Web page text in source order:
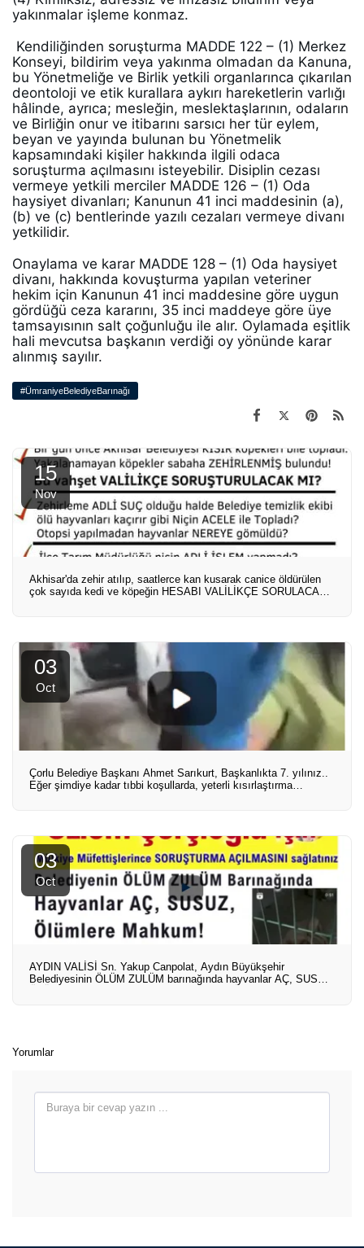
yakınmalar işleme konmaz.
Kendiliğinden soruşturma MADDE 122 – (1) Merkez
Konseyi, bildirim veya yakınma olmadan da Kanuna,
bu Yönetmeliğe ve Birlik yetkili organlarınca çıkarılan
deontoloji ve etik kurallara aykırı hareketlerin varlığı
hâlinde, ayrıca; mesleğin, meslektaşlarının, odaların
ve Birliğin onur ve itibarını sarsıcı her tür eylem,
beyan ve yayında bulunan bu Yönetmelik
kapsamındaki kişiler hakkında ilgili odaca
soruşturma açılmasını isteyebilir. Disiplin cezası
vermeye yetkili merciler MADDE 126 – (1) Oda
haysiyet divanları; Kanunun 41 inci maddesinin (a),
(b) ve (c) bentlerinde yazılı cezaları vermeye divanı
yetkilidir.
Onaylama ve karar MADDE 128 – (1) Oda haysiyet
divanı, hakkında kovuşturma yapılan veteriner
hekim için Kanunun 41 inci maddesine göre uygun
gördüğü ceza kararını, 35 inci maddeye göre üye
tamsayısının salt çoğunluğu ile alır. Oylamada eşitlik
hali mevcutsa başkanın verdiği oy yönünde karar
alınmış sayılır.
#ÜmraniyeBelediyeBarınağı
15
Nov
Akhisar'da zehir atılıp, saatlerce kan kusarak canice öldürülen
çok sayıda kedi ve köpeğin HESABI VALİLİKÇE SORULACAK
03
Oct
Çorlu Belediye Başkanı Ahmet Sarıkurt, Başkanlıkta 7. yılınız..
Eğer şimdiye kadar tıbbi koşullarda, yeterli kısırlaştırma
03
Oct
AYDIN VALİSİ Sn. Yakup Canpolat, Aydın Büyükşehir
Belediyesinin ÖLÜM ZULÜM barınağında hayvanlar AÇ, SUSUZ
Yorumlar